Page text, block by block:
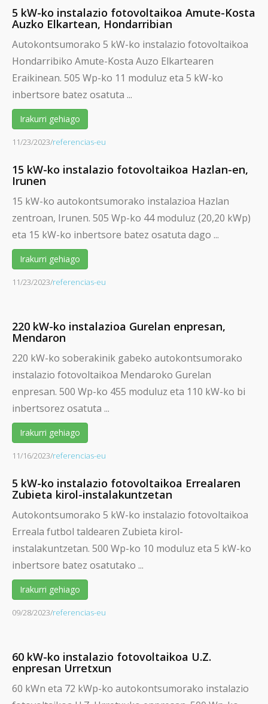
5 kW-ko instalazio fotovoltaikoa Amute-Kosta
Auzko Elkartean, Hondarribian
Autokontsumorako 5 kW-ko instalazio fotovoltaikoa
Hondarribiko Amute-Kosta Auzo Elkartearen
Eraikinean. 505 Wp-ko 11 moduluz eta 5 kW-ko
inbertsore batez osatuta ...
Irakurri gehiago
11/23/2023/referencias-eu
15 kW-ko instalazio fotovoltaikoa Hazlan-en,
Irunen
15 kW-ko autokontsumorako instalazioa Hazlan
zentroan, Irunen. 505 Wp-ko 44 moduluz (20,20 kWp)
eta 15 kW-ko inbertsore batez osatuta dago ...
Irakurri gehiago
11/23/2023/referencias-eu
220 kW-ko instalazioa Gurelan enpresan,
Mendaron
220 kW-ko soberakinik gabeko autokontsumorako
instalazio fotovoltaikoa Mendaroko Gurelan
enpresan. 500 Wp-ko 455 moduluz eta 110 kW-ko bi
inbertsorez osatuta ...
Irakurri gehiago
11/16/2023/referencias-eu
5 kW-ko instalazio fotovoltaikoa Errealaren
Zubieta kirol-instalakuntzetan
Autokontsumorako 5 kW-ko instalazio fotovoltaikoa
Erreala futbol taldearen Zubieta kirol-
instalakuntzetan. 500 Wp-ko 10 moduluz eta 5 kW-ko
inbertsore batez osatutako ...
Irakurri gehiago
09/28/2023/referencias-eu
60 kW-ko instalazio fotovoltaikoa U.Z.
enpresan Urretxun
60 kWn eta 72 kWp-ko autokontsumorako instalazio